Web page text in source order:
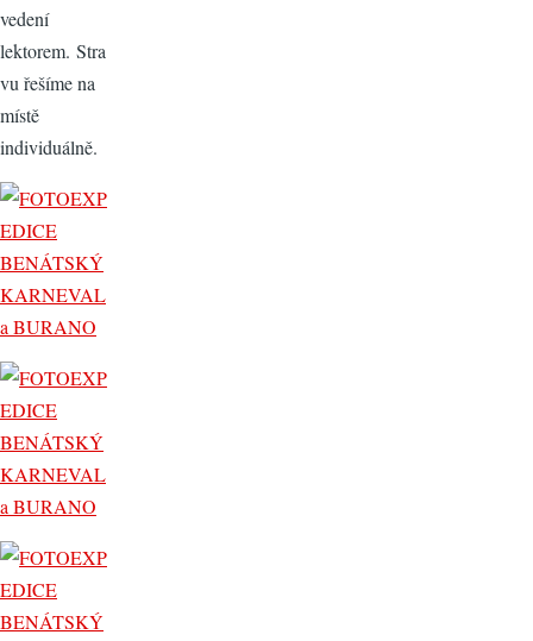
vedení
lektorem. Stra
vu řešíme na
místě
individuálně.